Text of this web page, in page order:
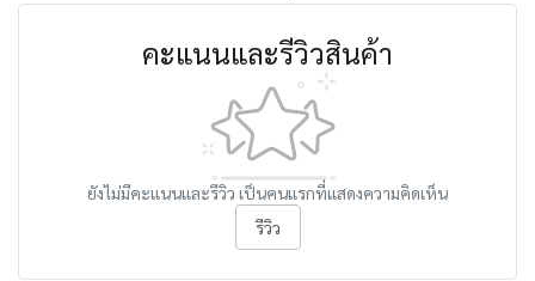
คะแนนและรีวิวสินค้า
ยังไม่มีคะแนนและรีวิว เป็นคนแรกที่แสดงความคิดเห็น
รีวิว